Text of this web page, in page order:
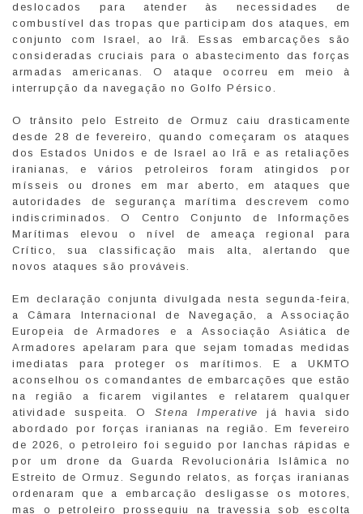
deslocados para atender às necessidades de
combustível das tropas que participam dos ataques, em
conjunto com Israel, ao Irã. Essas embarcações são
consideradas cruciais para o abastecimento das forças
armadas americanas. O ataque ocorreu em meio à
interrupção da navegação no Golfo Pérsico.
O trânsito pelo Estreito de Ormuz caiu drasticamente
desde 28 de fevereiro, quando começaram os ataques
dos Estados Unidos e de Israel ao Irã e as retaliações
iranianas, e vários petroleiros foram atingidos por
mísseis ou drones em mar aberto, em ataques que
autoridades de segurança marítima descrevem como
indiscriminados. O Centro Conjunto de Informações
Marítimas elevou o nível de ameaça regional para
Crítico, sua classificação mais alta, alertando que
novos ataques são prováveis.
Em declaração conjunta divulgada nesta segunda-feira,
a Câmara Internacional de Navegação, a Associação
Europeia de Armadores e a Associação Asiática de
Armadores apelaram para que sejam tomadas medidas
imediatas para proteger os marítimos. E a UKMTO
aconselhou os comandantes de embarcações que estão
na região a ficarem vigilantes e relatarem qualquer
atividade suspeita. O Stena Imperative
já havia sido
abordado por forças iranianas na região. Em fevereiro
de 2026, o petroleiro foi seguido por lanchas rápidas e
por um drone da Guarda Revolucionária Islâmica no
Estreito de Ormuz. Segundo relatos, as forças iranianas
ordenaram que a embarcação desligasse os motores,
mas o petroleiro prosseguiu na travessia sob escolta